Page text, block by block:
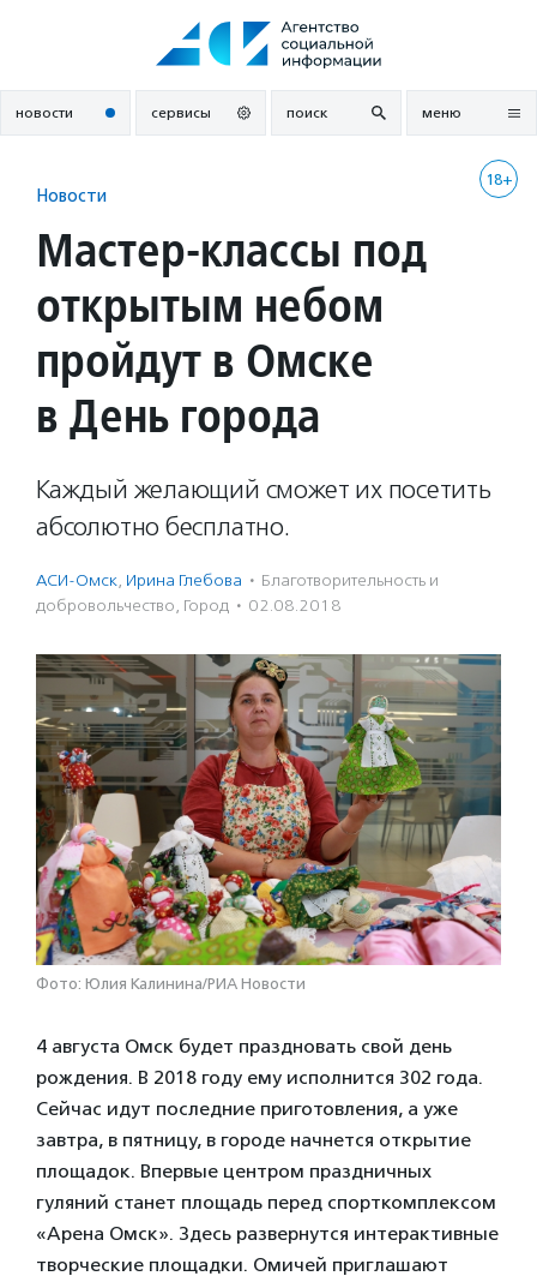
новости сервисы поиск меню
18+
Новости
Мастер-классы под
открытым небом
пройдут в Омске
в День города
Каждый желающий сможет их посетить
абсолютно бесплатно.
АСИ-Омск, Ирина Глебова · Благотвори­тель­ность и
доброволь­чест­во, Город · 02.08.2018
Фото: Юлия Калинина/РИА Новости
4 августа Омск будет праздновать свой день
рождения. В 2018 году ему исполнится 302 года.
Сейчас идут последние приготовления, а уже
завтра, в пятницу, в городе начнется открытие
площадок. Впервые центром праздничных
гуляний станет площадь перед спорткомплексом
«Арена Омск». Здесь развернутся интерактивные
творческие площадки. Омичей приглашают